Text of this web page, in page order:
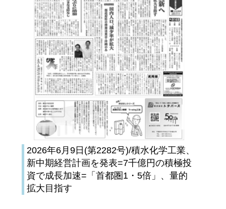
2026年6月9日(第2282号)/積水化学工業、
新中期経営計画を発表=7千億円の積極投
資で成長加速=「首都圏1・5倍」、量的
拡大目指す